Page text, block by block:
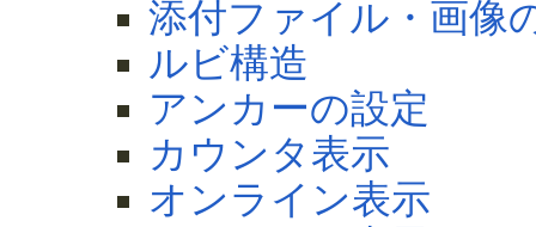
添付ファイル・画像
ルビ構造
アンカーの設定
カウンタ表示
オンライン表示